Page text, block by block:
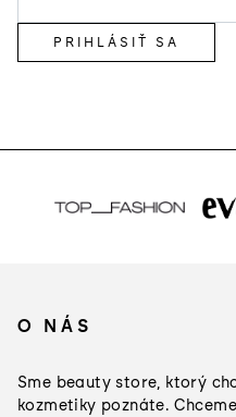
PRIHLÁSIŤ SA
O NÁS
Sme beauty store, ktorý
kozmetiky poznáte.